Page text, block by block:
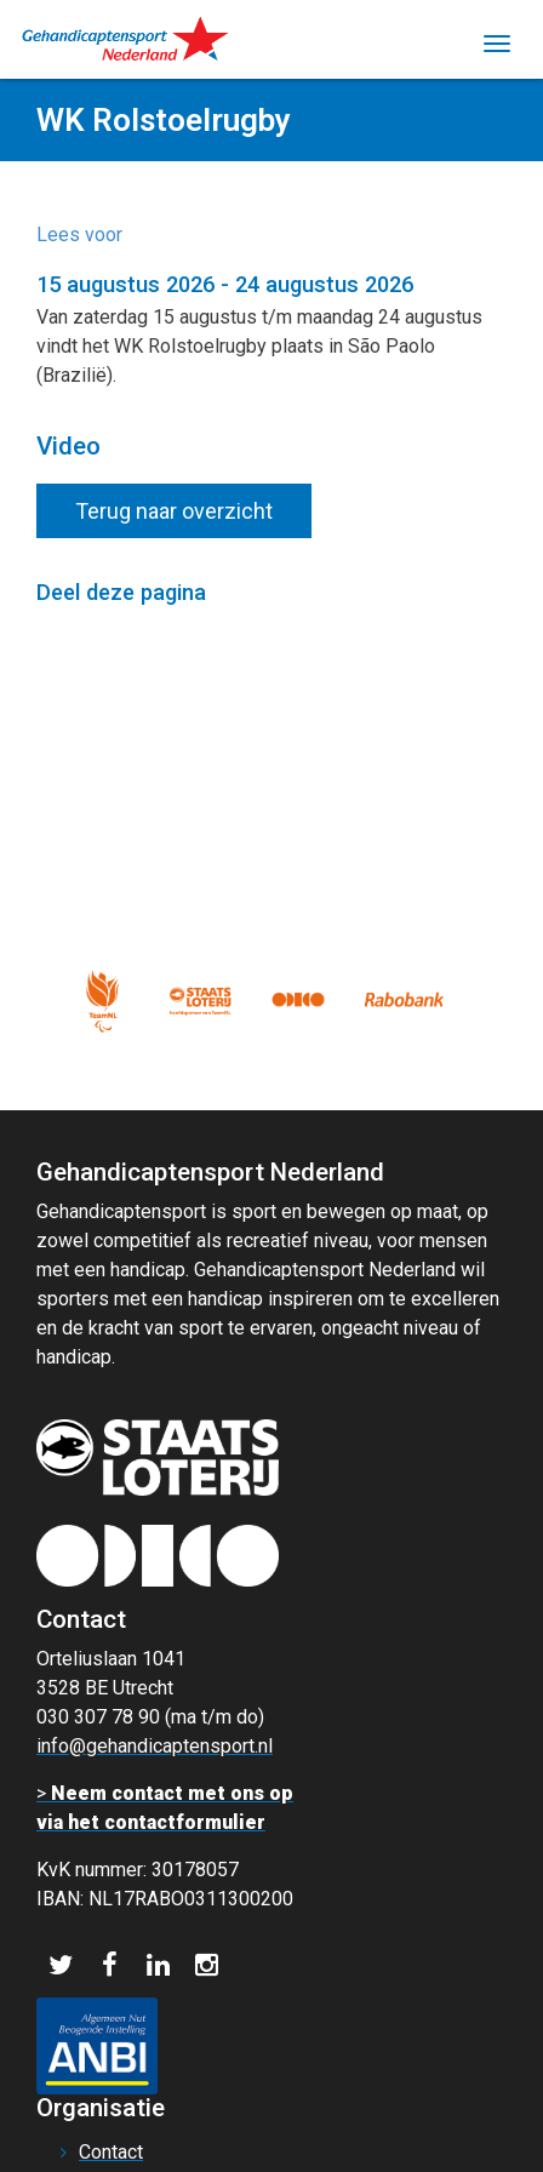
WK Rolstoelrugby
Lees voor
15 augustus 2026 - 24 augustus 2026
Van zaterdag 15 augustus t/m maandag 24 augustus
vindt het WK Rolstoelrugby plaats in São Paolo
(Brazilië).
Video
Terug naar overzicht
Deel deze pagina
Gehandicaptensport Nederland
Gehandicaptensport is sport en bewegen op maat, op
zowel competitief als recreatief niveau, voor mensen
met een handicap. Gehandicaptensport Nederland wil
sporters met een handicap inspireren om te excelleren
en de kracht van sport te ervaren, ongeacht niveau of
handicap.
Contact
Orteliuslaan 1041
3528 BE Utrecht
030 307 78 90 (ma t/m do)
info@gehandicaptensport.nl
> Neem contact met ons op
via het contactformulier
KvK nummer: 30178057
IBAN: NL17RABO0311300200
Organisatie
Contact